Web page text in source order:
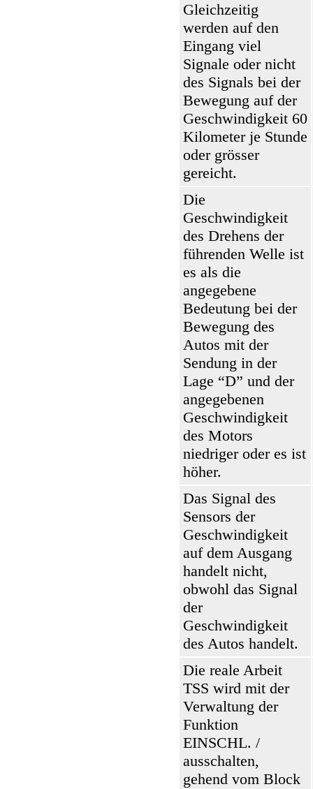
Gleichzeitig
werden auf den
Eingang viel
Signale oder nicht
des Signals bei der
Bewegung auf der
Geschwindigkeit 60
Kilometer je Stunde
oder grösser
gereicht.
Die
Geschwindigkeit
des Drehens der
führenden Welle ist
es als die
angegebene
Bedeutung bei der
Bewegung des
Autos mit der
Sendung in der
Lage “D” und der
angegebenen
Geschwindigkeit
des Motors
niedriger oder es ist
höher.
Das Signal des
Sensors der
Geschwindigkeit
auf dem Ausgang
handelt nicht,
obwohl das Signal
der
Geschwindigkeit
des Autos handelt.
Die reale Arbeit
TSS wird mit der
Verwaltung der
Funktion
EINSCHL. /
ausschalten,
gehend vom Block